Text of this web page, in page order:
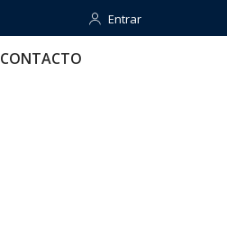
Entrar
Entrar
CONTACTO